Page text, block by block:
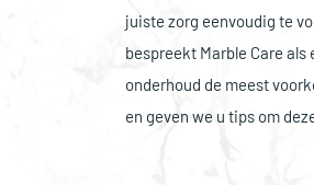
juiste zorg eenvoudig te
bespreekt Marble Care
onderhoud de meest
en geven we u tips om